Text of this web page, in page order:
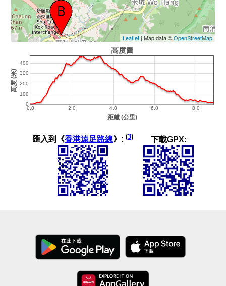
Leaflet| Map data ©OpenStreetMap
匯入到《香港遠足路線》: (3) 下載GPX: